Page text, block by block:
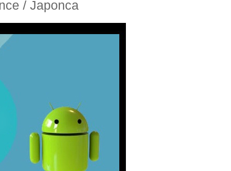
/ Japonca